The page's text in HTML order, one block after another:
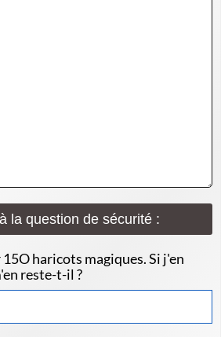
la question de sécurité :
haricots magiques. Si j'en
reste-t-il ?